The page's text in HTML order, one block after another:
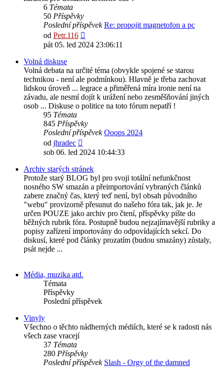
6 Témata
50 Příspěvky
Poslední příspěvek Re: propojit magnetofon a pc
od Petr.116
poslední
pát 05. led 2024 23:06:11
Volná diskuse
Volná debata na určité téma (obvykle spojené se starou
technikou - není ale podmínkou). Hlavně je třeba zachovat
lidskou úroveň ... legrace a přiměřená míra ironie není na
závadu, ale nesmí dojít k urážení nebo zesměšňování jiných
osob ... Diskuse o politice na toto fórum nepatří !
95 Témata
845 Příspěvky
Poslední příspěvek Ooops 2024
od jhradec
poslední
sob 06. led 2024 10:44:33
Archiv starých stránek
Protože starý BLOG byl pro svoji totální nefunkčnost
nosného SW smazán a přeimportování vybraných článků
zabere značný čas, který teď není, byl obsah původního
"webu" provizorně přesunut do našeho fóra tak, jak je. Je
určen POUZE jako archiv pro čtení, příspěvky pište do
běžných rubrik fóra. Postupně budou nejzajímavější rubriky a
popisy zařízení importovány do odpovídajících sekcí. Do
diskusí, které pod články prozatím (budou smazány) zůstaly,
psát nejde ...
Média, muzika atd.
Témata
Příspěvky
Poslední příspěvek
Vinyly
Všechno o těchto nádherných médiích, které se k radosti nás
všech zase vracejí
37 Témata
280 Příspěvky
Poslední příspěvek Slash - Orgy of the damned